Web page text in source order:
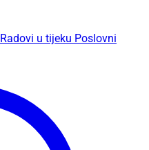
Radovi u tijeku Poslovni